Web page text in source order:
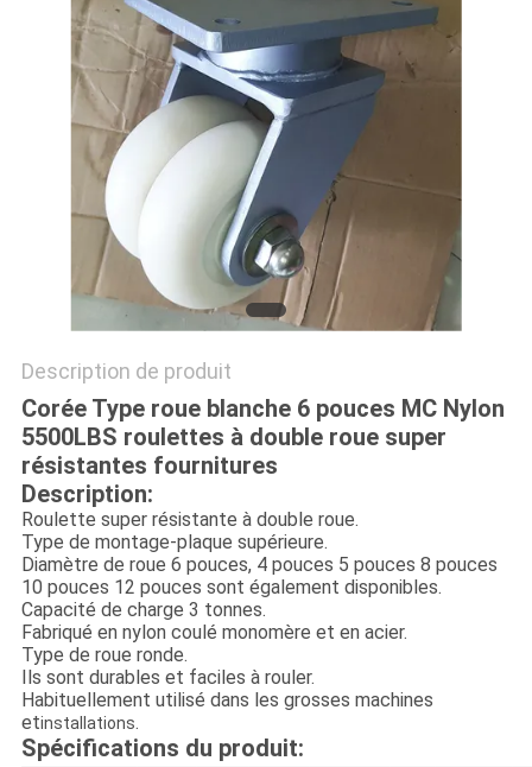
CITATION
PLAN
PRIVACY
POLICY
Description de produit
Corée Type roue blanche 6 pouces MC Nylon
5500LBS roulettes à double roue super
résistantes fournitures
Description:
Roulette super résistante à double roue.
Type de montage-plaque supérieure.
Diamètre de roue 6 pouces, 4 pouces 5 pouces 8 pouces
10 pouces 12 pouces sont également disponibles.
Capacité de charge 3 tonnes.
Fabriqué en nylon coulé monomère et en acier.
Type de roue ronde.
Ils sont durables et faciles à rouler.
Habituellement utilisé dans les grosses machines
etinstallations.
Spécifications du produit: